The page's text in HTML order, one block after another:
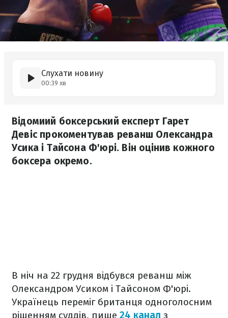
Слухати новину
00:39 хв
Відомиий боксерський експерт Гарет
Девіс прокоментував реванш Олександра
Усика і Тайсона Ф'юрі. Він оцінив кожного
боксера окремо.
В ніч на 22 грудня відбувся реванш між
Олександром Усиком і Тайсоном Ф'юрі.
Українець переміг британця одноголосним
рішенням суддів, пише 24 канал з